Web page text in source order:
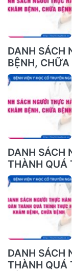
DANH SÁCH
BỆNH, CHỮA
DANH SÁCH
THÀNH QUÁ
BỆNH, CHỮA
DANH SÁCH
THÀNH QUÁ